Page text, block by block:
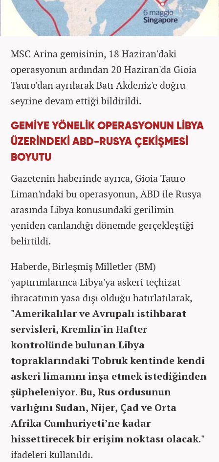
MSC Arina gemisinin, 18 Haziran'daki
operasyonun ardından 20 Haziran'da Gioia
Tauro'dan ayrılarak Batı Akdeniz'e doğru
seyrine devam ettiği bildirildi.
GEMİYE YÖNELİK OPERASYONUN LİBYA
ÜZERİNDEKİ ABD-RUSYA ÇEKİŞMESİ
BOYUTU
Gazetenin haberinde ayrıca, Gioia Tauro
Liman'ndaki bu operasyonun, ABD ile Rusya
arasında Libya konusundaki gerilimin
yeniden canlandığı dönemde gerçekleştiği
belirtildi.
Haberde, Birleşmiş Milletler (BM)
yaptırımlarınca Libya'ya askeri teçhizat
ihracatının yasa dışı olduğu hatırlatılarak,
"Amerikalılar ve Avrupalı istihbarat
servisleri, Kremlin'in Hafter
kontrolünde bulunan Libya
topraklarındaki Tobruk kentinde kendi
askeri limanını inşa etmek istediğinden
şüpheleniyor. Bu, Rus ordusunun
varlığını Sudan, Nijer, Çad ve Orta
Afrika Cumhuriyeti’ne kadar
hissettirecek bir erişim noktası olacak."
ifadeleri kullanıldı.